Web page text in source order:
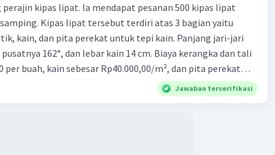
kesalahan tersebut menganggap jika menjadi modern
8. arti dari globalisasi 9. Bentuk kearifan lokal di wilayah
dalam pengelolaan SDA dan dukungan dalam bentuk
menjaga tradisi kearifan lokal di Nusantara 11. Ciri uang
melakukan kegiatan barter 13. Arti dari durability yang
benda bisa dikatakan sebagai uang 14. maksud token
perajin kipas lipat. la mendapat pesanan 500 kipas lipat
Kipas lipat tersebut terdiri atas 3 bagian yaitu
kain, dan pita perekat untuk tepi kain. Panjang jari-jari
162°, dan lebar kain 14 cm. Biaya kerangka dan tali
per buah, kain sebesar Rp40.000,00/m², dan pita perekat
tersebut dijual dengan harga Rp6.500,00 per buah. Tentukan
diperoleh Bu Ambar.
Jawaban terverifikasi